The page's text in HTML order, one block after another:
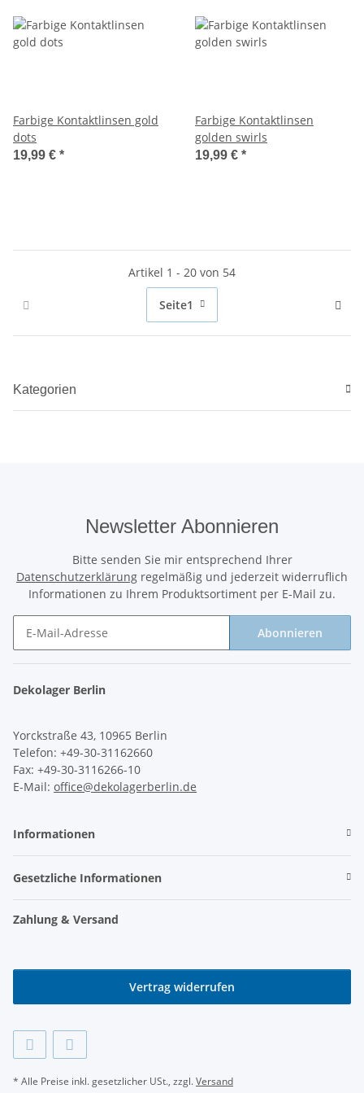
Farbige Kontaktlinsen gold
dots
19,99 € *
Farbige Kontaktlinsen
golden swirls
19,99 € *
Artikel 1 - 20 von 54
Seite1
Kategorien
Newsletter Abonnieren
Bitte senden Sie mir entsprechend Ihrer
Datenschutzerklärung regelmäßig und jederzeit widerruflich
Informationen zu Ihrem Produktsortiment per E-Mail zu.
Abonnieren
Dekolager Berlin
Yorckstraße 43, 10965 Berlin
Telefon: +49-30-31162660
Fax: +49-30-3116266-10
E-Mail: office@dekolagerberlin.de
Informationen
Gesetzliche Informationen
Zahlung & Versand
Vertrag widerrufen
* Alle Preise inkl. gesetzlicher USt., zzgl.Versand